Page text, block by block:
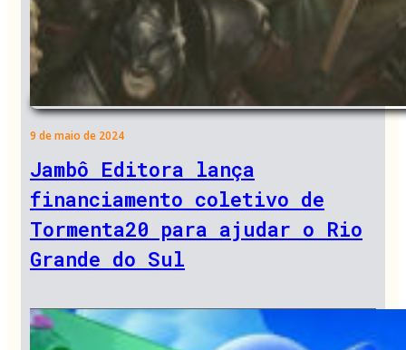
9 de maio de 2024
Jambô Editora lança
financiamento coletivo de
Tormenta20 para ajudar o Rio
Grande do Sul